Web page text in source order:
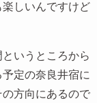
しいんですけど
いうところから
定の奈良井宿に
方向にあるので